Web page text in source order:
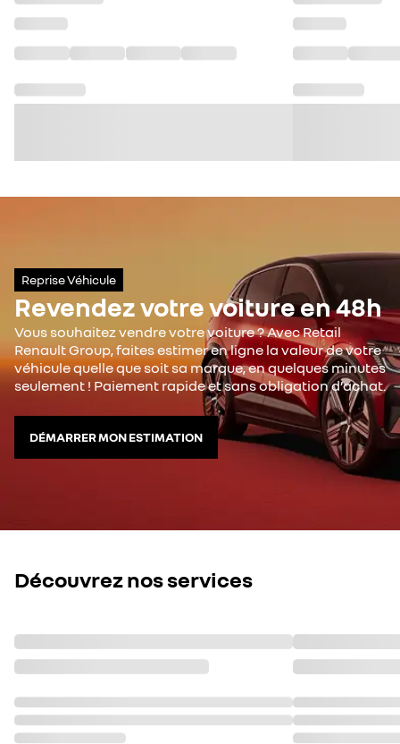
Reprise Véhicule
Revendez votre voiture en 48h
Vous souhaitez vendre votre voiture ? Avec Retail
Renault Group, faites estimer en ligne la valeur de votre
véhicule quelle que soit sa marque, en quelques minutes
seulement ! Paiement rapide et sans obligation d’achat.
DÉMARRER MON ESTIMATION
Découvrez nos services